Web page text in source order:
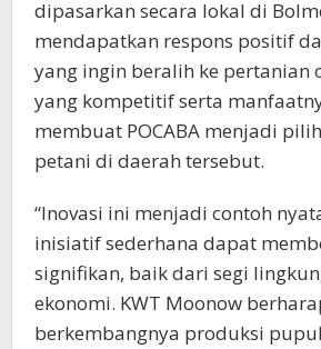
dipasarkan secara lokal di
mendapatkan respons positif
yang ingin beralih ke pertanian
yang kompetitif serta
membuat POCABA menjadi
petani di daerah tersebut.
“Inovasi ini menjadi contoh
inisiatif sederhana dapat
signifikan, baik dari segi
ekonomi. KWT Moonow
berkembangnya produksi